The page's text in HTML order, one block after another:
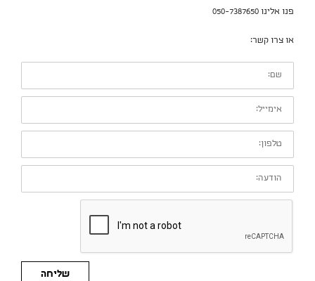
פנו אלינו 050-7387650
או צרו קשר:
שם:
אימייל:
טלפון:
הודעה:
שליחה